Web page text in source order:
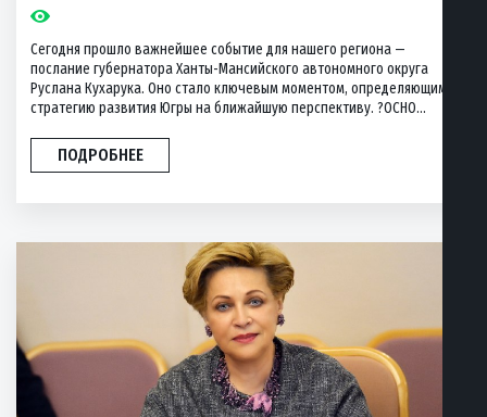
Сегодня прошло важнейшее событие для нашего региона —
послание губернатора Ханты-Мансийского автономного округа
Руслана Кухарука. Оно стало ключевым моментом, определяющим
стратегию развития Югры на ближайшую перспективу. ?ОСНО...
ПОДРОБНЕЕ